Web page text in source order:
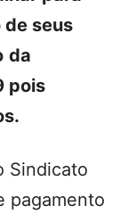
seus
da
pois
Sindicato
pagamento